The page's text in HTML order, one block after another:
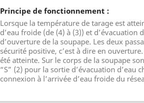
Principe de fonctionnement :
Lorsque la température de tarage est
d’eau froide (de (4) à (3)) et d’évacuation
d’ouverture de la soupape. Les deux
sécurité positive, c’est à dire en
été atteinte. Sur le corps de la soupape
“S” (2) pour la sortie d’évacuation
connexion à l’arrivée d’eau froide du